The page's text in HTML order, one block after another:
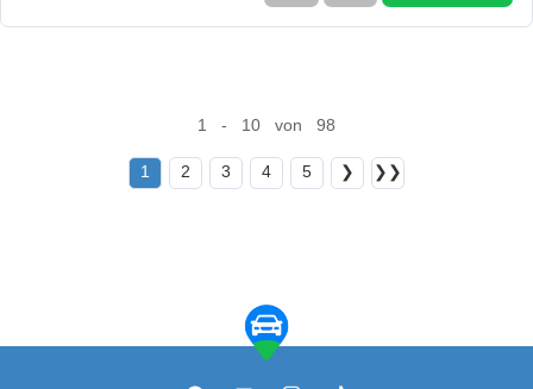
1 - 10 von 98
1 2 3 4 5 ❯ ❯❯